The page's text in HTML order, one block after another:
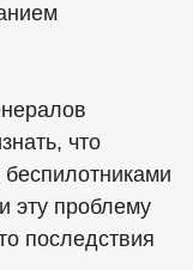
что
эту проблему
последствия